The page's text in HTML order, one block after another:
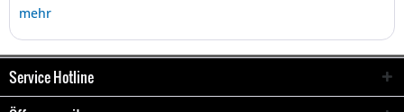
mehr
Service Hotline